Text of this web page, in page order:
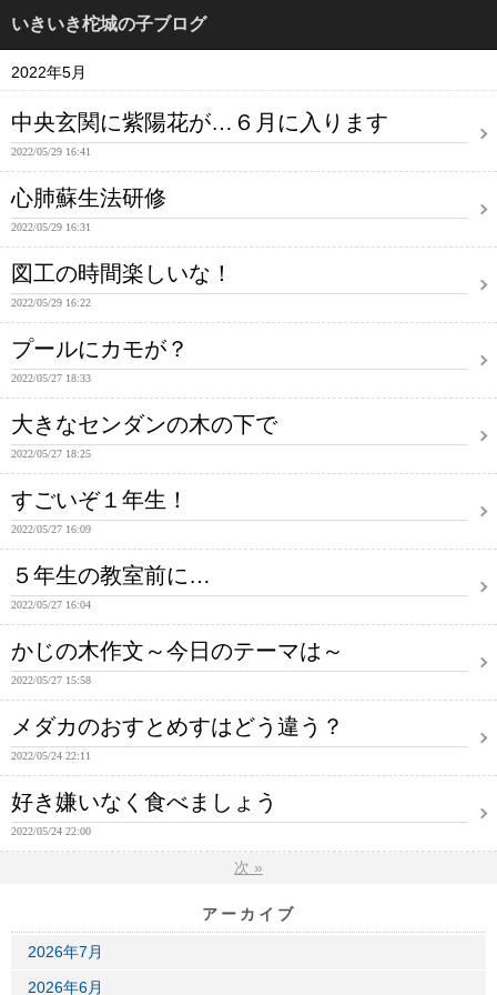
いきいき柁城の子ブログ
2022年5月
中央玄関に紫陽花が…６月に入ります
2022/05/29 16:41
心肺蘇生法研修
2022/05/29 16:31
図工の時間楽しいな！
2022/05/29 16:22
プールにカモが？
2022/05/27 18:33
大きなセンダンの木の下で
2022/05/27 18:25
すごいぞ１年生！
2022/05/27 16:09
５年生の教室前に…
2022/05/27 16:04
かじの木作文～今日のテーマは～
2022/05/27 15:58
メダカのおすとめすはどう違う？
2022/05/24 22:11
好き嫌いなく食べましょう
2022/05/24 22:00
次 »
アーカイブ
2026年7月
2026年6月